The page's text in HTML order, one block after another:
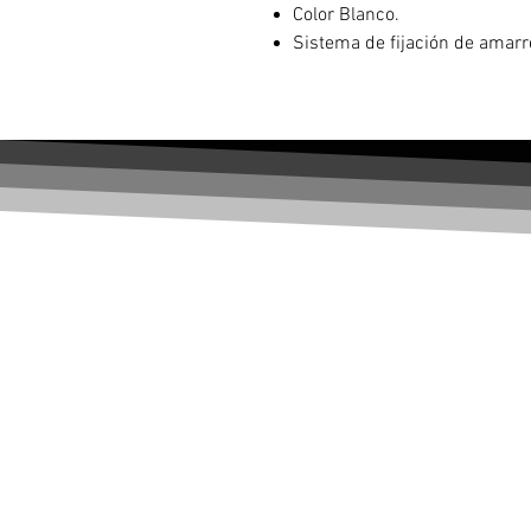
Color Blanco.
Sistema de fijación de